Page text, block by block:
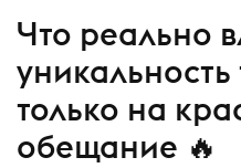
Что реально
уникальность
только на
обещание 🔥